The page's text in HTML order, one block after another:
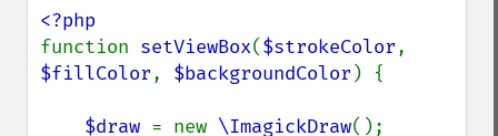
function setViewBox($strokeColor
$fillColor, $backgroundColor ) {
$draw = new \ImagickDraw();